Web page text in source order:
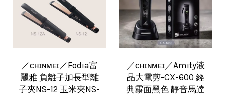
／ᴄʜɪɴᴍᴇɪ／Fodia富
麗雅 負離子加長型離
子夾NS-12 玉米夾NS-
／ᴄʜɪɴᴍᴇɪ／Amity液
晶大電剪-CX-600 經
典霧面黑色 靜音馬達